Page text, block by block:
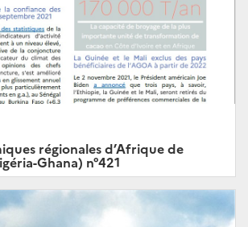
régionales d’Afrique de
Ghana) n°421